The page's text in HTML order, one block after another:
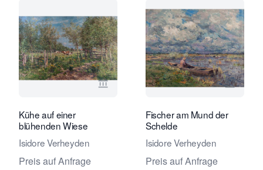
Verkaeuferseite von Daatselaar Fine
Kühe auf einer
blühenden Wiese
Isidore Verheyden
Preis auf Anfrage
Fischer am Mund der
Schelde
Isidore Verheyden
Preis auf Anfrage